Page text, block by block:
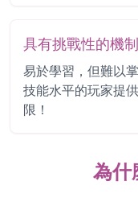
具有挑戰性的機制
易於學習，但難以
技能水平的玩家提
限！
為什